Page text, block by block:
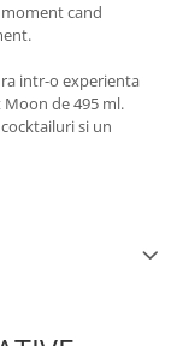
cand
intr-o experienta
Moon de 495 ml.
si un